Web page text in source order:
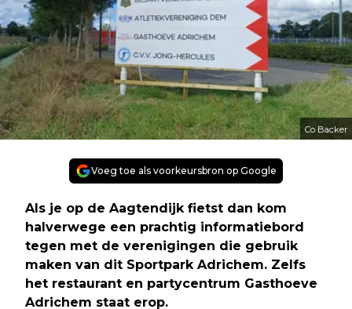
Co Backer
Voeg toe als voorkeursbron op Google
Als je op de Aagtendijk fietst dan kom
halverwege een prachtig informatiebord
tegen met de verenigingen die gebruik
maken van dit Sportpark Adrichem. Zelfs
het restaurant en partycentrum Gasthoeve
Adrichem staat erop.